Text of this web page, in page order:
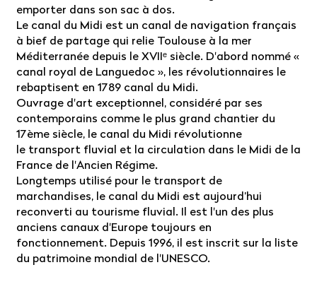
emporter dans son sac à dos.
Le canal du Midi est un canal de navigation français
à bief de partage qui relie Toulouse à la mer
Méditerranée depuis le XVIIᵉ siècle. D'abord nommé «
canal royal de Languedoc », les révolutionnaires le
rebaptisent en 1789 canal du Midi.
Ouvrage d'art exceptionnel, considéré par ses
contemporains comme le plus grand chantier du
17ème siècle, le canal du Midi révolutionne
le transport fluvial et la circulation dans le Midi de la
France de l'Ancien Régime.
Longtemps utilisé pour le transport de
marchandises, le canal du Midi est aujourd’hui
reconverti au tourisme fluvial. Il est l'un des plus
anciens canaux d'Europe toujours en
fonctionnement. Depuis 1996, il est inscrit sur la liste
du patrimoine mondial de l'UNESCO.